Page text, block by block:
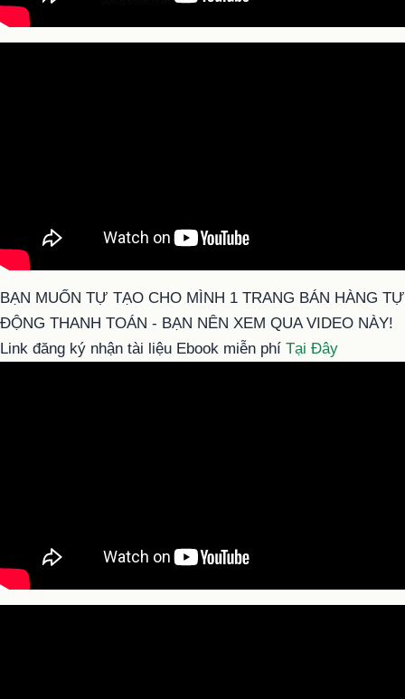
BẠN MUỐN TỰ TẠO CHO MÌNH 1 TRANG BÁN HÀNG TỰ
ĐỘNG THANH TOÁN - BẠN NÊN XEM QUA VIDEO NÀY!
Link đăng ký nhận tài liệu Ebook miễn phí Tại Đây